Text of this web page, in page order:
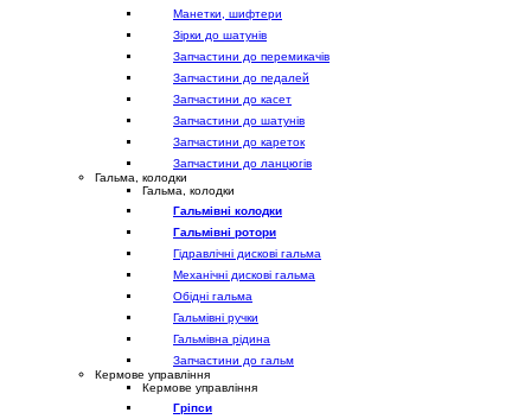
Манетки, шифтери
Зірки до шатунів
Запчастини до перемикачів
Запчастини до педалей
Запчастини до касет
Запчастини до шатунів
Запчастини до кареток
Запчастини до ланцюгів
Гальма, колодки
Гальма, колодки
Гальмівні колодки
Гальмівні ротори
Гідравлічні дискові гальма
Механічні дискові гальма
Обідні гальма
Гальмівні ручки
Гальмівна рідина
Запчастини до гальм
Кермове управління
Кермове управління
Гріпси